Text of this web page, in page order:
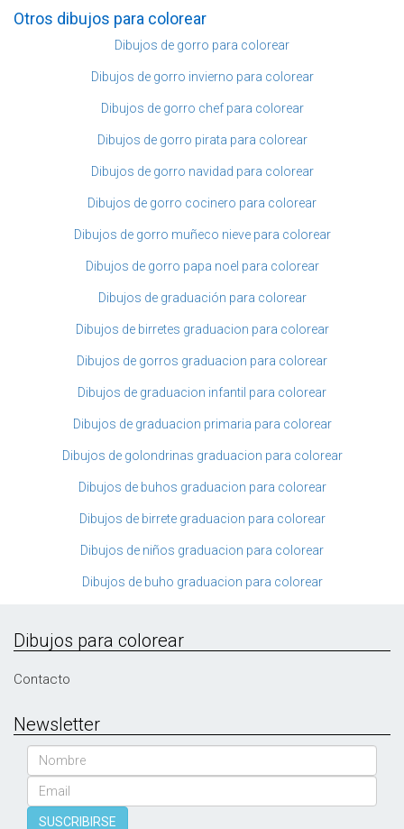
Otros dibujos para colorear
Dibujos de gorro para colorear
Dibujos de gorro invierno para colorear
Dibujos de gorro chef para colorear
Dibujos de gorro pirata para colorear
Dibujos de gorro navidad para colorear
Dibujos de gorro cocinero para colorear
Dibujos de gorro muñeco nieve para colorear
Dibujos de gorro papa noel para colorear
Dibujos de graduación para colorear
Dibujos de birretes graduacion para colorear
Dibujos de gorros graduacion para colorear
Dibujos de graduacion infantil para colorear
Dibujos de graduacion primaria para colorear
Dibujos de golondrinas graduacion para colorear
Dibujos de buhos graduacion para colorear
Dibujos de birrete graduacion para colorear
Dibujos de niños graduacion para colorear
Dibujos de buho graduacion para colorear
Dibujos para colorear
Contacto
Newsletter
Nombre
Email
SUSCRIBIRSE